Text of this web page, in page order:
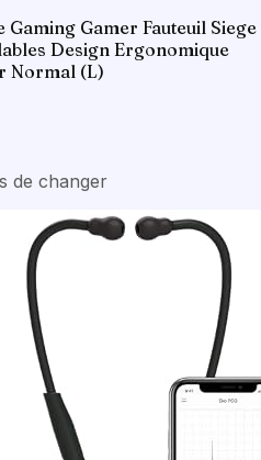
Gamer Fauteuil Siege
Design Ergonomique
Normal (L)
de changer